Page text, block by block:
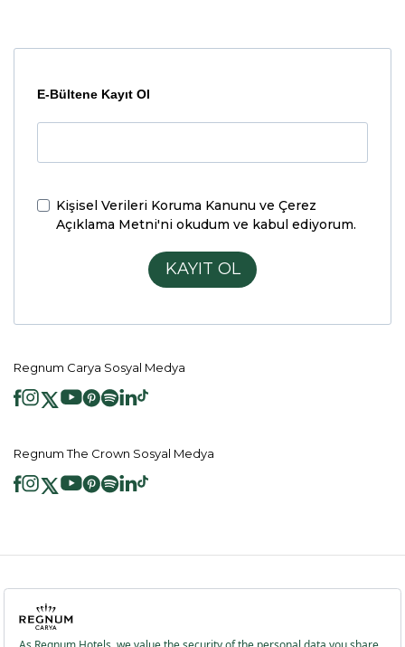
E-Bültene Kayıt Ol
Kişisel Verileri Koruma Kanunu ve Çerez
Açıklama Metni'ni okudum ve kabul ediyorum.
KAYIT OL
Regnum Carya Sosyal Medya
Regnum The Crown Sosyal Medya